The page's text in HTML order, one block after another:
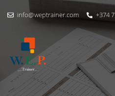
info@weptrainer.com +374